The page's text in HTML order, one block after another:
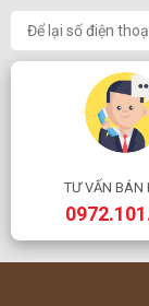
TƯ VẤN BÁN